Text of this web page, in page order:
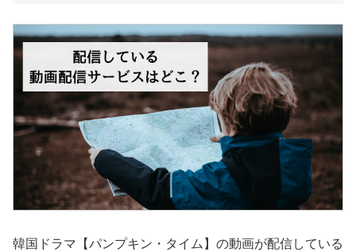
韓国ドラマ【パンプキン・タイム】の動画が配信している